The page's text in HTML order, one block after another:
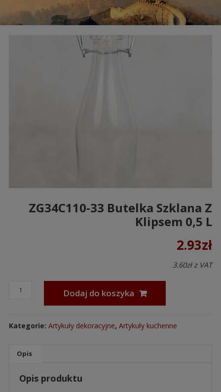
ZG34C110-33 Butelka Szklana Z
Klipsem 0,5 L
2.93zł
3.60złz VAT
Dodaj do koszyka
Kategorie: Artykuły dekoracyjne, Artykuły kuchenne
Opis
Opis produktu